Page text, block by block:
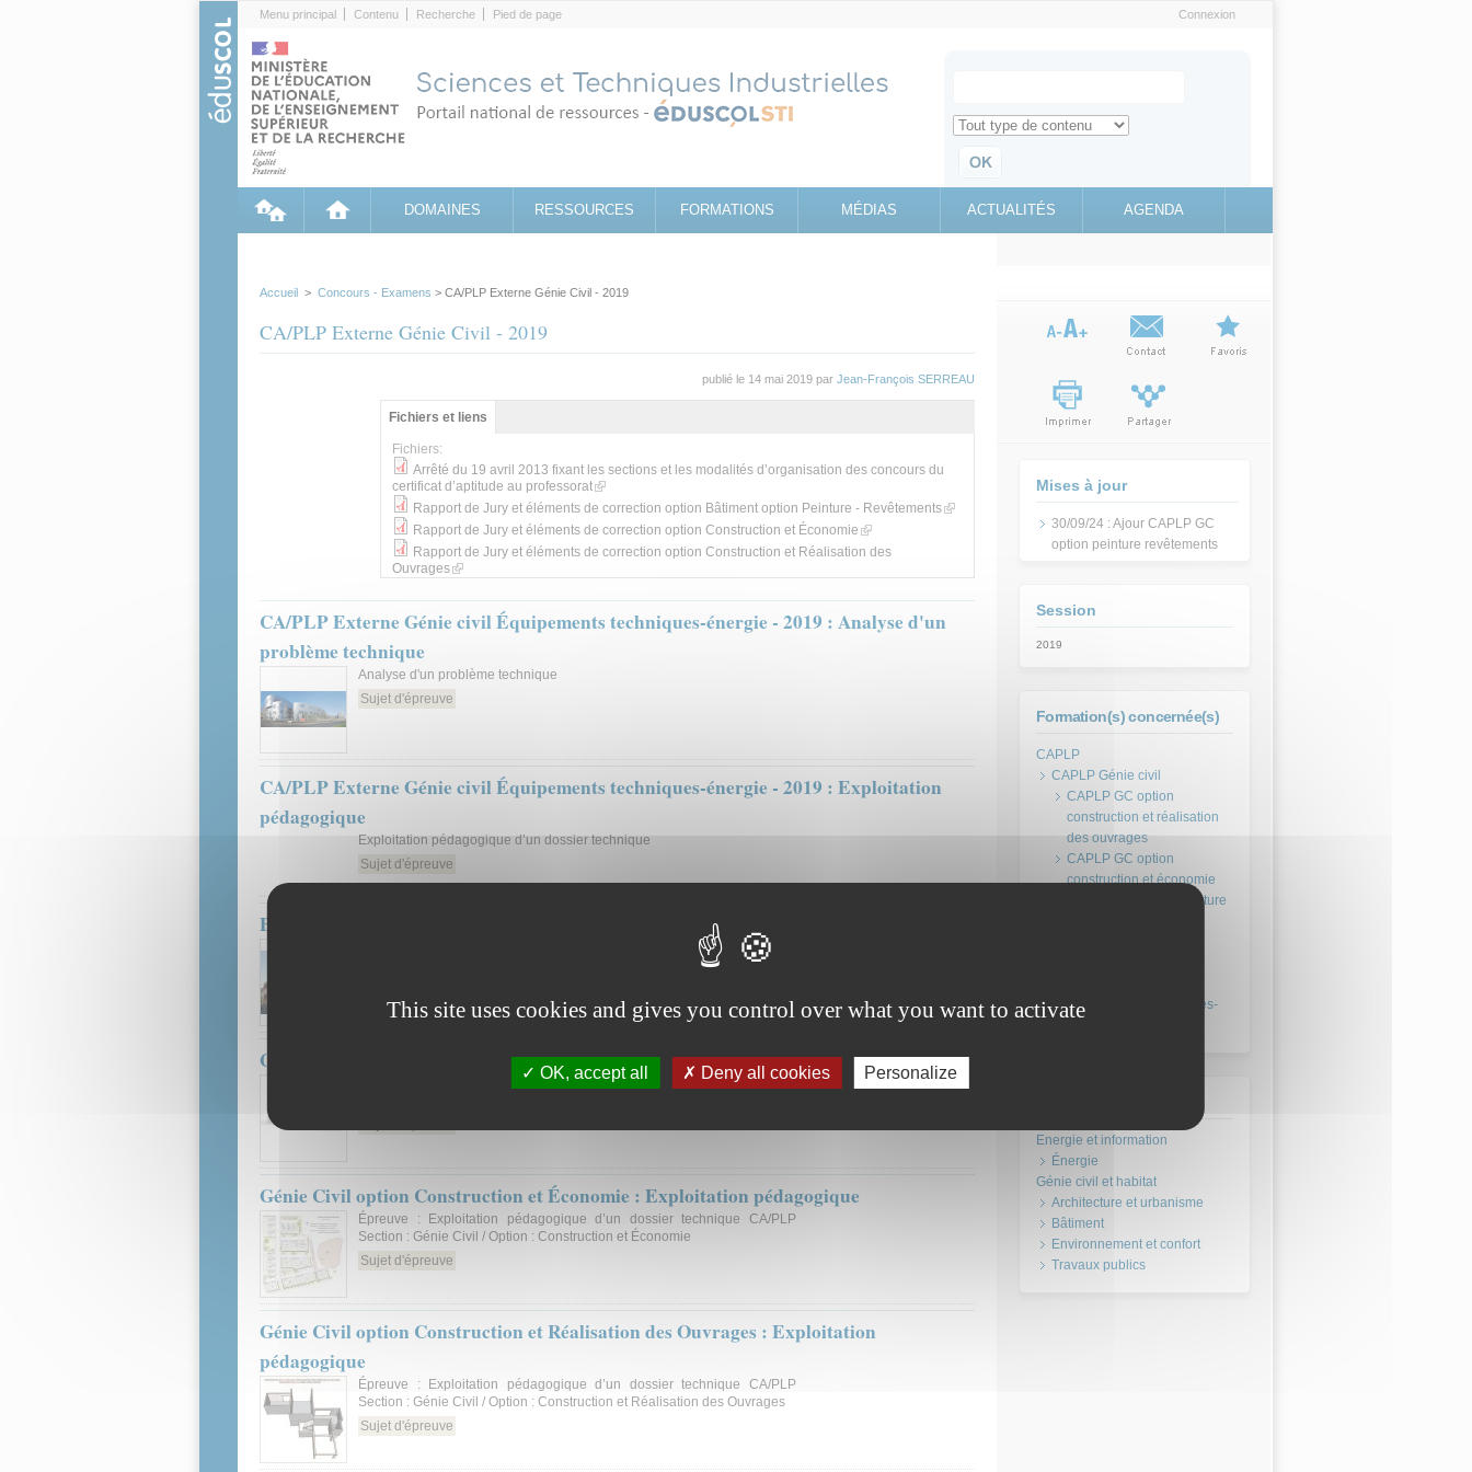
Menu principal Contenu Recherche Pied de page Connexion
Search for
Retrouvez toute l'information sur le site education.gouv.fr
DOMAINES RESSOURCES FORMATIONS MÉDIAS ACTUALITÉS AGENDA
Accueil > Concours - Examens > CA/PLP Externe Génie Civil - 2019
CA/PLP Externe Génie Civil - 2019
publié le 14 mai 2019 par Jean-François SERREAU
Groupe principal
Fichiers et liens
actif)
Fichiers:
Arrêté du 19 avril 2013 fixant les sections et les modalités d’organisation des concours du
certificat d’aptitude au professorat (link is external)
Rapport de Jury et éléments de correction option Bâtiment option Peinture - Revêtements (link is
external)
Rapport de Jury et éléments de correction option Construction et Économie (link is external)
Rapport de Jury et éléments de correction option Construction et Réalisation des
Ouvrages(link is external)
CA/PLP Externe Génie civil Équipements techniques-énergie - 2019 : Analyse d'un
problème technique
Analyse d'un problème technique
Sujet d'épreuve
CA/PLP Externe Génie civil Équipements techniques-énergie - 2019 : Exploitation
pédagogique
Exploitation pédagogique d’un dossier technique
Sujet d'épreuve
Bâtiment option Peinture - Revêtements : Exploitation pédagogique
Épreuve : Exploitation pédagogique d’un dossier technique CA/PLP
Génie Civil option Construction et Économie : Analyse d'un problème technique
Épreuve : Analyse d'un problème technique CA/PLP Section : Génie Civil
Génie Civil option Construction et Économie : Exploitation pédagogique
Épreuve : Exploitation pédagogique d’un dossier technique CA/PLP
Section : Génie Civil / Option : Construction et Économie
Sujet d'épreuve
Génie Civil option Construction et Réalisation des Ouvrages : Exploitation
pédagogique
Épreuve : Exploitation pédagogique d’un dossier technique CA/PLP
Section : Génie Civil / Option : Construction et Réalisation des Ouvrages
Sujet d'épreuve
Mises à jour
30/09/24 : Ajour CAPLP GC
option peinture revêtements
Session
2019
Formation(s) concernée(s)
CAPLP Génie civil
CAPLP GC option
construction et réalisation
des ouvrages
CAPLP GC option
construction et économie
CAPLP GC option peinture
équipements techniques-
Énergie
Architecture et urbanisme
Bâtiment
Environnement et confort
Travaux publics
This site uses cookies and gives you control over what you want to activate
OK, accept all Deny all cookies Personalize